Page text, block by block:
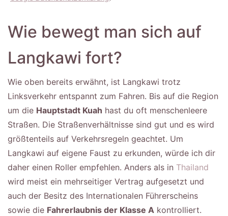
Wie bewegt man sich auf
Langkawi fort?
Wie oben bereits erwähnt, ist Langkawi trotz
Linksverkehr entspannt zum Fahren. Bis auf die Region
um die Hauptstadt Kuah hast du oft menschenleere
Straßen. Die Straßenverhältnisse sind gut und es wird
größtenteils auf Verkehrsregeln geachtet. Um
Langkawi auf eigene Faust zu erkunden, würde ich dir
daher einen Roller empfehlen. Anders als in Thailand
wird meist ein mehrseitiger Vertrag aufgesetzt und
auch der Besitz des Internationalen Führerscheins
sowie die Fahrerlaubnis der Klasse A kontrolliert.